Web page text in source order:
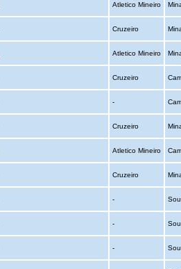
Atletico Mineiro
Cruzeiro
Atletico Mineiro
Cruzeiro
-
Cruzeiro
Atletico Mineiro
Cruzeiro
-
-
-